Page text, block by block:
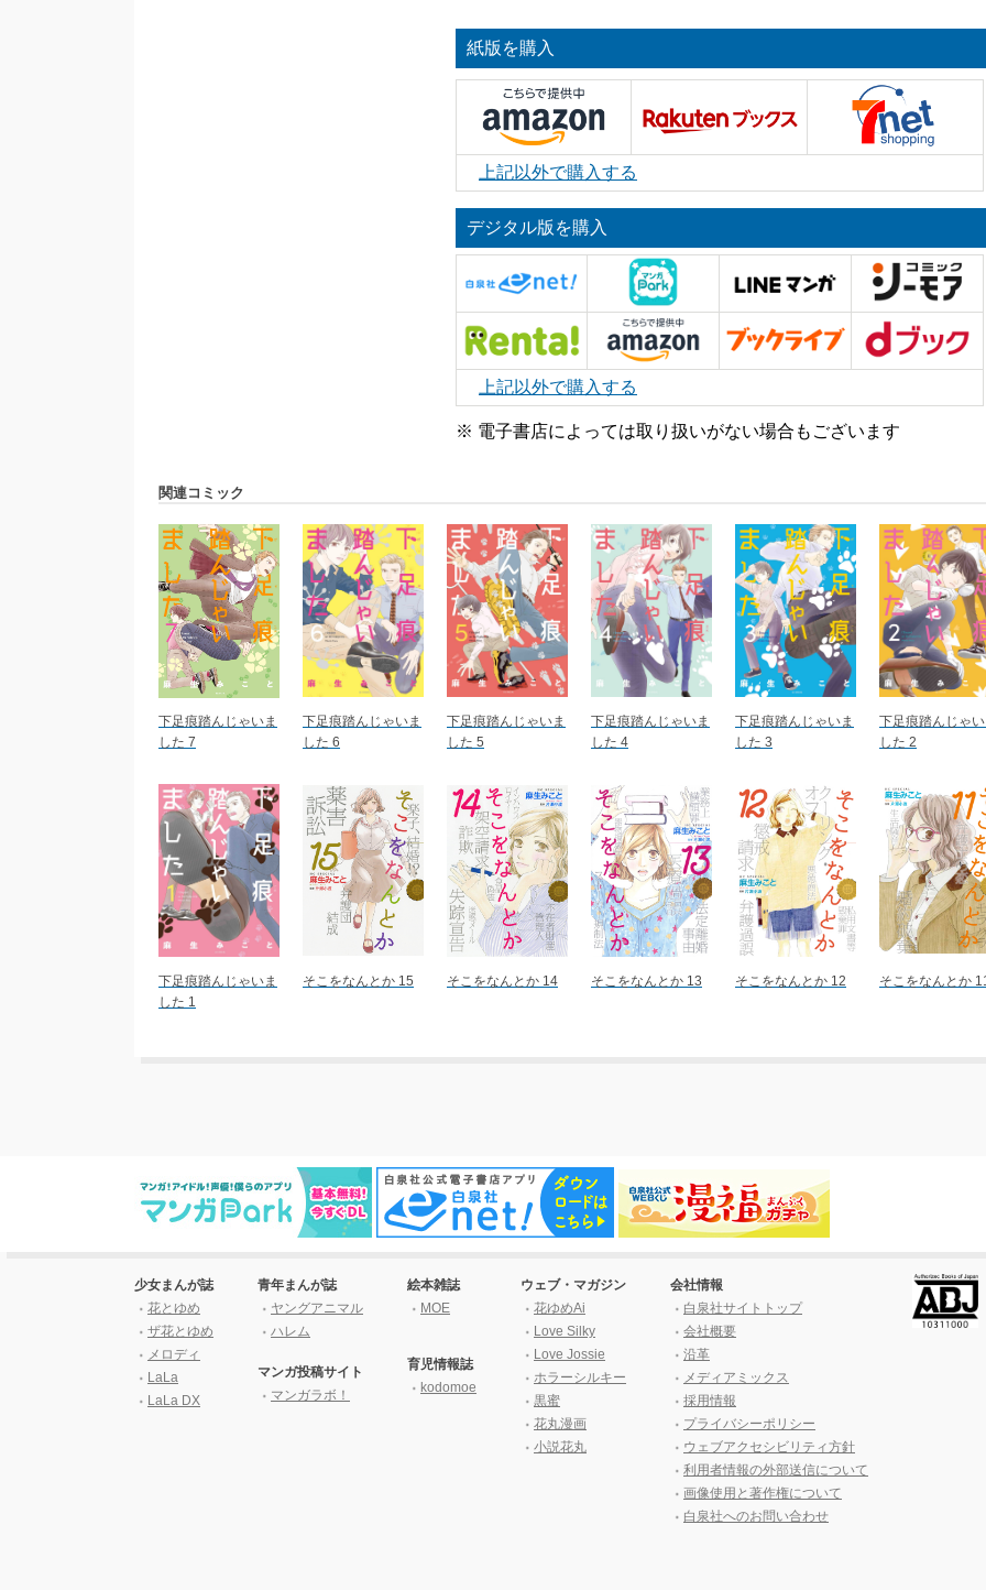
紙版を購入
上記以外で購入する
デジタル版を購入
上記以外で購入する
※ 電子書店によっては取り扱いがない場合もございます
関連コミック
下足痕踏んじゃいま
した 7
下足痕踏んじゃいま
した 6
下足痕踏んじゃいま
した 5
下足痕踏んじゃいま
した 4
下足痕踏んじゃいま
した 3
下足痕踏んじゃ
した 2
下足痕踏んじゃいま
した 1
そこをなんとか 15 そこをなんとか 14 そこをなんとか 13 そこをなんとか 12 そこをなんとか
少女まんが誌
花とゆめ
ザ花とゆめ
メロディ
LaLa
LaLa DX
青年まんが誌
ヤングアニマル
ハレム
マンガ投稿サイト
マンガラボ！
絵本雑誌
MOE
育児情報誌
kodomoe
ウェブ・マガジン
花ゆめAi
Love Silky
Love Jossie
ホラーシルキー
黒蜜
花丸漫画
小説花丸
会社情報
白泉社サイトトップ
会社概要
沿革
メディアミックス
採用情報
プライバシーポリシー
ウェブアクセシビリティ方針
利用者情報の外部送信について
画像使用と著作権について
白泉社へのお問い合わせ